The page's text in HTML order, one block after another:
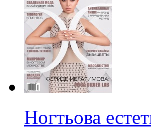
Ногтьова